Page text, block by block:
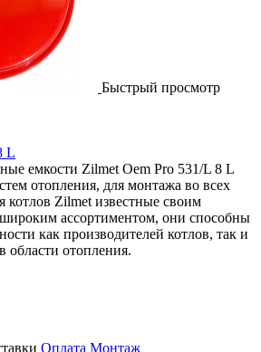
Быстрый просмотр
L
емкости Zilmet Oem Pro 531/L 8 L
отопления, для монтажа во всех
котлов Zilmet известные своим
ассортиментом, они способны
как производителей котлов, так и
области отопления.
Оплата Монтаж